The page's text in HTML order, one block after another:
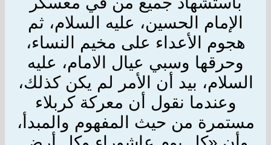
الإمام الحسين، عليه السلام، ثم
هجوم الأعداء على مخيم النساء،
وحرقها وسبي عيال الامام، عليه
السلام، بيد أن الأمر لم يكن كذلك،
وعندما نقول أن معركة كربلاء
مستمرة من حيث المفهوم والمبدأ،